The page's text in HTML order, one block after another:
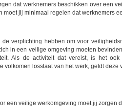
dat werknemers beschikken over een
moet jij minimaal regelen dat werknemers
verplichting hebben om voor
in een veilige omgeving moeten
Als de activiteit dat vereist, is het ook
volkomen losstaat van het werk, geldt
een veilige werkomgeving moet jij zorgen